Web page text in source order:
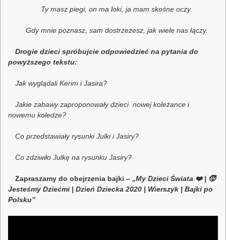
Ty masz piegi, on ma loki, ja mam skośne oczy.
Gdy mnie poznasz, sam dostrzeżesz, jak wiele nas łączy.
Drogie dzieci spróbujcie odpowiedzieć na pytania do
powyższego tekstu:
Jak wyglądali Kerim i Jasira?
Jakie zabawy zaproponowały dzieci nowej koleżance i
nowemu koledze?
Co przedstawiały rysunki Julki i Jasiry?
Co zdziwiło Julkę na rysunku Jasiry?
Zapraszamy do obejrzenia bajki – „My Dzieci Świata ❤️ | 🧒
Jesteśmy Dziećmi | Dzień Dziecka 2020 | Wierszyk | Bajki po
Polsku”